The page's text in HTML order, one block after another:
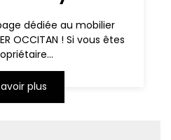
dédiée au mobilier
OCCITAN ! Si vous êtes
plus